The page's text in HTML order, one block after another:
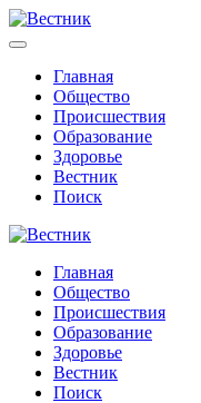
Главная
Общество
Происшествия
Образование
Здоровье
Вестник
Поиск
Главная
Общество
Происшествия
Образование
Здоровье
Вестник
Поиск